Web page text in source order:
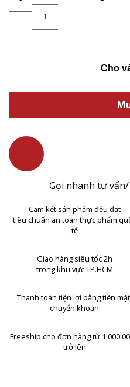
Cho
Gọi nhanh tư
Cam kết sản phẩm đều đạt
tiêu chuẩn an toàn thực phẩm
tế
Giao hàng siêu tốc 2h
trong khu vực TP.HCM
Thanh toán tiện lợi bằng tiền
chuyển khoản
Freeship cho đơn hàng từ
trở lên